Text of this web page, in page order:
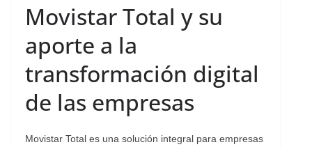
Movistar Total y su
aporte a la
transformación digital
de las empresas
Movistar Total es una solución integral para empresas